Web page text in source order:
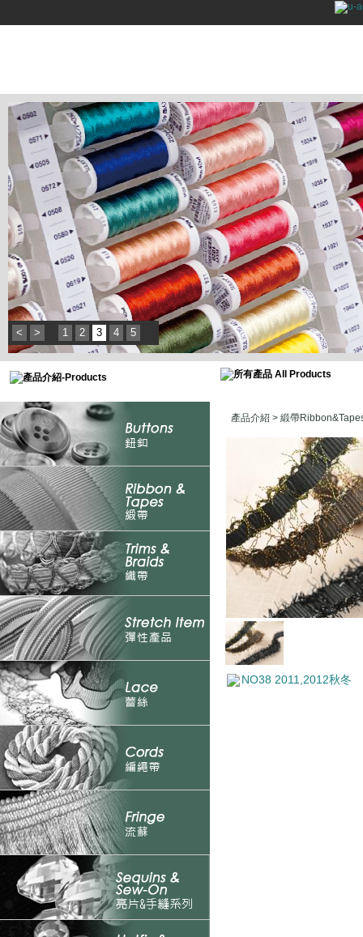
< > 1 2 3 4 5
產品介紹 > 緞帶
NO38 2011,2012秋冬